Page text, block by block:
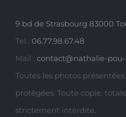
9 bd de Strasbourg 83000
Tel : 06.77.98.67.48
Mail : contact@nathalie-
Toutes les photos
protégées. Toute copie,
strictement interdite.